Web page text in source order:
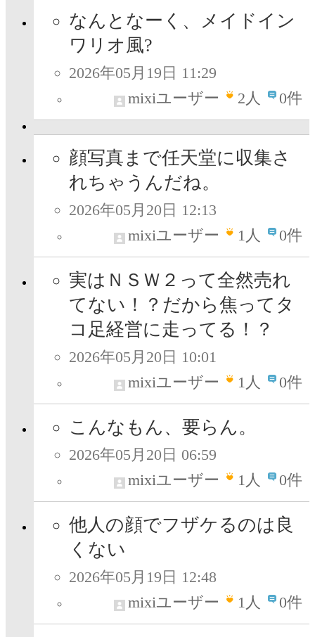
なんとなーく、メイドイン
ワリオ風?
2026年05月19日 11:29
mixiユーザー
2人 0件
顔写真まで任天堂に収集さ
れちゃうんだね。
2026年05月20日 12:13
mixiユーザー
1人 0件
実はＮＳＷ２って全然売れ
てない！？だから焦ってタ
コ足経営に走ってる！？
2026年05月20日 10:01
mixiユーザー
1人 0件
こんなもん、要らん。
2026年05月20日 06:59
mixiユーザー
1人 0件
他人の顔でフザケるのは良
くない
2026年05月19日 12:48
mixiユーザー
1人 0件